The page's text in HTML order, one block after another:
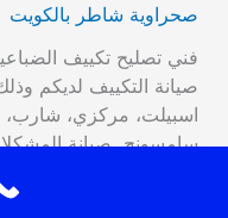
صحراوية شاطر بالكويت
فني تصليح تكييف
صيانة التكييف لديكم
اسبيلت، مركزي، شارب،
سامسونج. صيانة
تصيب الترموستات، تراكم
بقطع جديدة عالية